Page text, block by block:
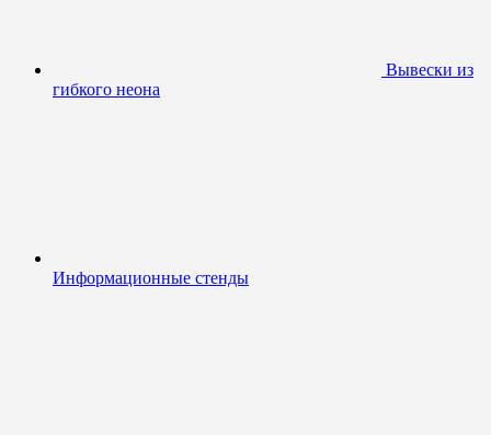
Вывески из
гибкого неона
Информационные стенды